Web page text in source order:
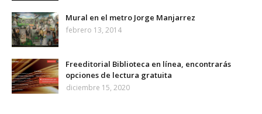
Mural en el metro Jorge Manjarrez
febrero 13, 2014
Freeditorial Biblioteca en línea, encontrarás
opciones de lectura gratuita
diciembre 15, 2020